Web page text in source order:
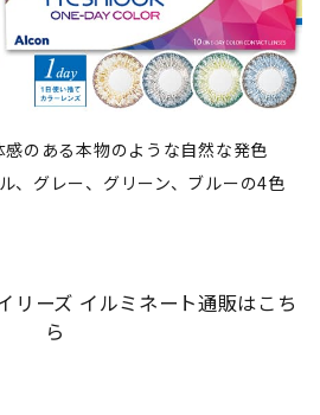
のある本物のような自然な発色
、グレー、グリーン、ブルーの4色
リーズ イルミネート通販はこち
ら